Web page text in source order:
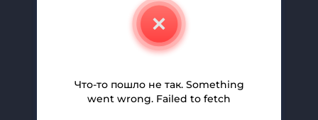
Свяжитесь С Нами
Помощь И Поддержка
Партнерская Программа
Политика Конфиденциальности
Что-то пошло не так. Something
went wrong. Failed to fetch